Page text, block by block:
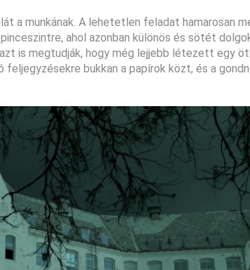
a munkának. A lehetetlen feladat hamarosan
ahol azonban különös és sötét
is megtudják, hogy még lejjebb létezett egy
bukkan a papírok közt, és a